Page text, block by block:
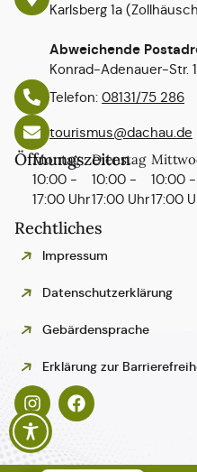
Karlsberg 1a
Abweichende
Konrad-Adenauer-Str.
Telefon: 08131/75 286
tourismus@dachau.de
Öffnungszeiten
Montag
10:00 -
17:00 Uhr
Dienstag
10:00 -
17:00 Uhr
10:00 -
17:00
Rechtliches
Impressum
Datenschutzerklärung
Gebärdensprache
Erklärung zur
English
Italiano
Español